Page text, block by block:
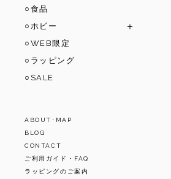
○食品
○ホビー
○WEB限定
○ラッピング
○SALE
ABOUT･MAP
BLOG
CONTACT
ご利用ガイド・FAQ
ラッピングのご案内